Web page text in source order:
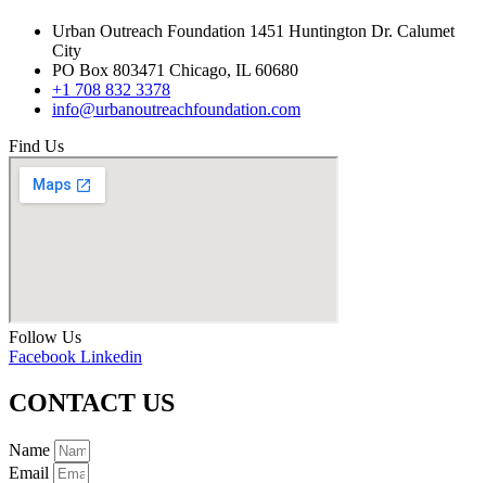
Urban Outreach Foundation 1451 Huntington Dr. Calumet
City
PO Box 803471 Chicago, IL 60680
+1 708 832 3378
info@urbanoutreachfoundation.com
Find Us
Follow Us
Facebook Linkedin
CONTACT US
Name
Email